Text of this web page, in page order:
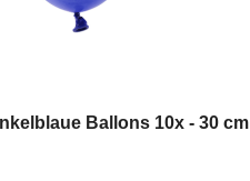
Ballons 10x - 30 cm